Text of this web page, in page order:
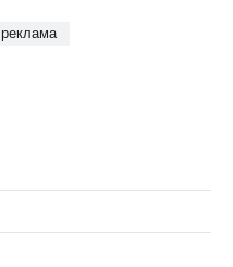
реклама